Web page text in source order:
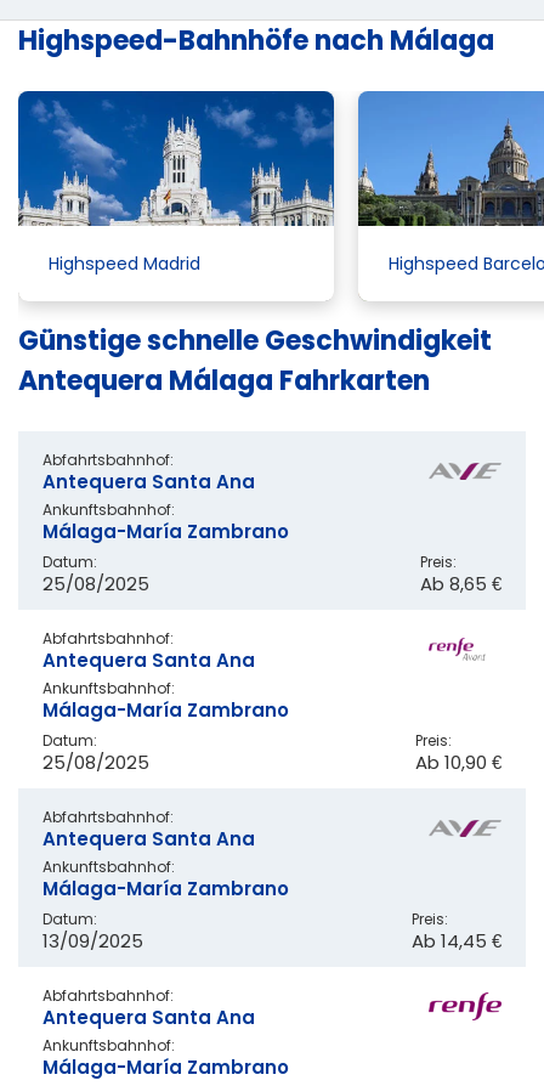
Highspeed-Bahnhöfe nach Málaga
Highspeed Madrid Highspeed
Günstige schnelle Geschwindigkeit
Antequera Málaga Fahrkarten
Abfahrtsbahnhof:
Antequera Santa Ana
Ankunftsbahnhof:
Málaga-María Zambrano
Datum:
25/08/2025
Preis:
Ab 8,65 €
Abfahrtsbahnhof:
Antequera Santa Ana
Ankunftsbahnhof:
Málaga-María Zambrano
Datum:
25/08/2025
Preis:
Ab 10,90 €
Abfahrtsbahnhof:
Antequera Santa Ana
Ankunftsbahnhof:
Málaga-María Zambrano
Datum:
13/09/2025
Preis:
Ab 14,45 €
Abfahrtsbahnhof:
Antequera Santa Ana
Ankunftsbahnhof:
Málaga-María Zambrano